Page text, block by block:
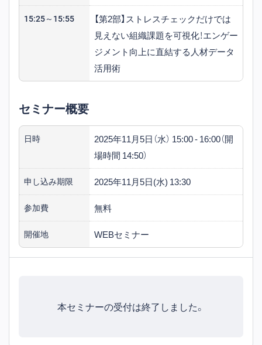
15:25～15:55
【第2部】ストレスチェックだけでは
見えない組織課題を可視化！エンゲー
ジメント向上に直結する人材データ
活用術
セミナー概要
日時
2025年11月5日（水） 15:00 - 16:00（開
場時間 14:50）
申し込み期限 2025年11月5日(水) 13:30
参加費 無料
開催地 WEBセミナー
本セミナーの受付は終了しました。